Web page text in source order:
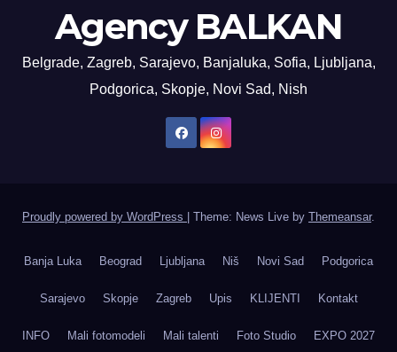
Agency BALKAN
Belgrade, Zagreb, Sarajevo, Banjaluka, Sofia, Ljubljana,
Podgorica, Skopje, Novi Sad, Nish
Proudly powered by WordPress Theme: News Live by Themeansar.
Banja Luka Beograd Ljubljana Niš Novi Sad Podgorica
Sarajevo Skopje Zagreb Upis KLIJENTI Kontakt
INFO Mali fotomodeli Mali talenti Foto Studio EXPO 2027